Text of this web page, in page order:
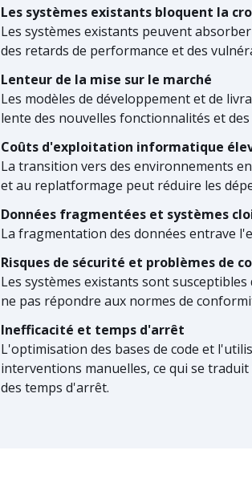
Les systèmes existants bloquent la
Les systèmes existants peuvent
des retards de performance et des
Lenteur de la mise sur le marché
Les modèles de développement et de
lente des nouvelles fonctionnalités et
Coûts d'exploitation informatique
La transition vers des environnements
et au replatformage peut réduire les
Données fragmentées et systèmes
La fragmentation des données entrave
Risques de sécurité et problèmes de
Les systèmes existants sont
ne pas répondre aux normes de
Inefficacité et temps d'arrêt
L'optimisation des bases de code et
interventions manuelles, ce qui se
des temps d'arrêt.